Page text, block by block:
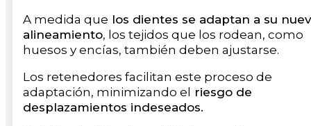
A medida que los dientes se adaptan a su
alineamiento, los tejidos que los rodean, como
huesos y encías, también deben ajustarse.
Los retenedores facilitan este proceso de
adaptación, minimizando el riesgo de
desplazamientos indeseados.